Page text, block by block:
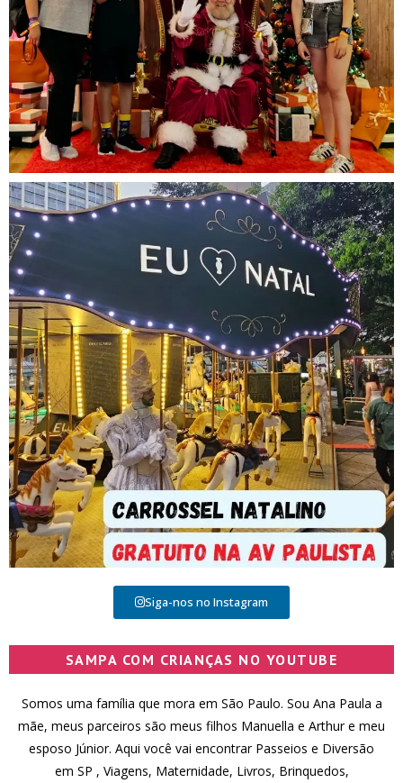
Siga-nos no Instagram
SAMPA COM CRIANÇAS NO YOUTUBE
Somos uma família que mora em São Paulo. Sou Ana Paula a
mãe, meus parceiros são meus filhos Manuella e Arthur e meu
esposo Júnior. Aqui você vai encontrar Passeios e Diversão
em SP , Viagens, Maternidade, Livros, Brinquedos,